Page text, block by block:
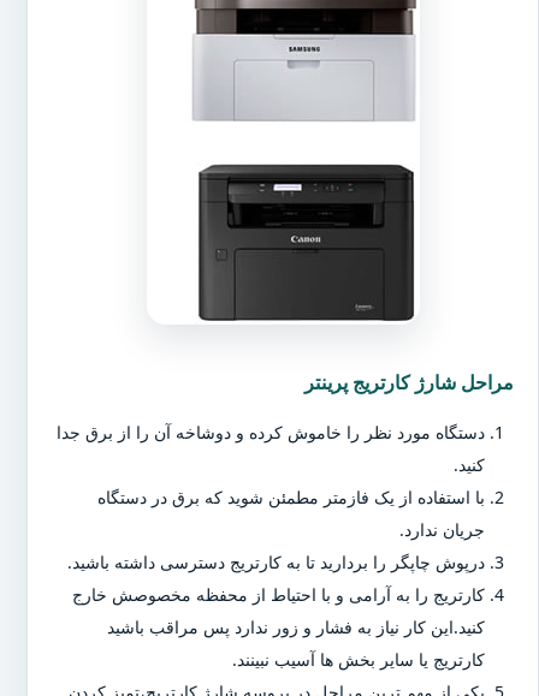
مراحل شارژ کارتریج پرینتر
دستگاه مورد نظر را خاموش کرده و دوشاخه آن را از برق جدا
کنید.
با استفاده از یک فازمتر مطمئن شوید که برق در دستگاه
جریان ندارد.
درپوش چاپگر را بردارید تا به کارتریج دسترسی داشته باشید.
کارتریج را به آرامی و با احتیاط از محفظه مخصوصش خارج
کنید.این کار نیاز به فشار و زور ندارد پس مراقب باشید
کارتریج یا سایر بخش ها آسیب نبینند.